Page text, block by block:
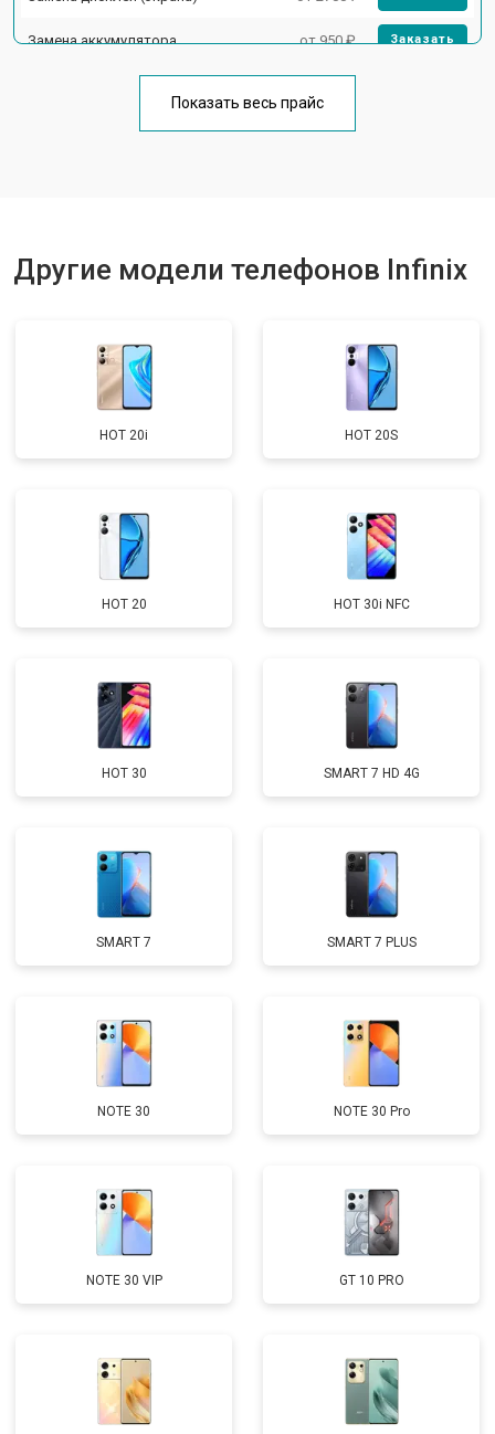
Замена аккумулятора от 950 ₽ Заказать
Ремонт цепи питания от 3200 ₽
Показать весь прайс
Другие модели телефонов Infinix
HOT 20i HOT 20S
HOT 20 HOT 30i NFC
HOT 30 SMART 7 HD 4G
SMART 7 SMART 7 PLUS
NOTE 30 NOTE 30 Pro
NOTE 30 VIP GT 10 PRO